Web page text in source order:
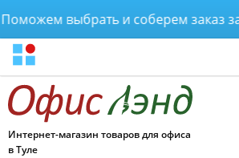
выбрать и соберем заказ за
Интернет-магазин товаров для офиса
в Туле